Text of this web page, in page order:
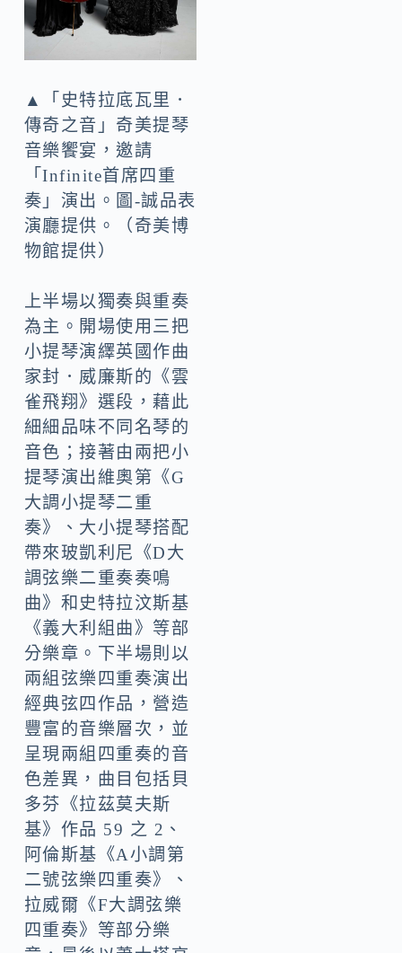
▲「史特拉底瓦里．
傳奇之音」奇美提琴
音樂饗宴，邀請
「Infinite首席四重
奏」演出。圖-誠品表
演廳提供。（奇美博
物館提供）
上半場以獨奏與重奏
為主。開場使用三把
小提琴演繹英國作曲
家封．威廉斯的《雲
雀飛翔》選段，藉此
細細品味不同名琴的
音色；接著由兩把小
提琴演出維奧第《G
大調小提琴二重
奏》、大小提琴搭配
帶來玻凱利尼《D大
調弦樂二重奏奏鳴
曲》和史特拉汶斯基
《義大利組曲》等部
分樂章。下半場則以
兩組弦樂四重奏演出
經典弦四作品，營造
豐富的音樂層次，並
呈現兩組四重奏的音
色差異，曲目包括貝
多芬《拉茲莫夫斯
基》作品 59 之 2、
阿倫斯基《A小調第
二號弦樂四重奏》、
拉威爾《F大調弦樂
四重奏》等部分樂